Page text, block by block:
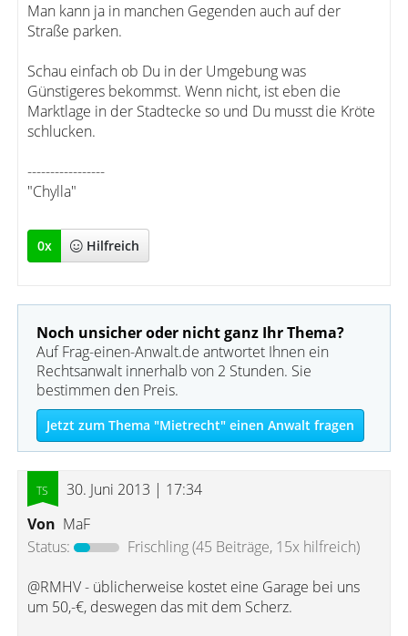
Man kann ja in manchen Gegenden auch auf der
Straße parken.
Schau einfach ob Du in der Umgebung was
Günstigeres bekommst. Wenn nicht, ist eben die
Marktlage in der Stadtecke so und Du musst die Kröte
schlucken.
-----------------
"Chylla"
0x Hilfreich
Noch unsicher oder nicht ganz Ihr Thema?
Auf Frag-einen-Anwalt.de antwortet Ihnen ein
Rechtsanwalt innerhalb von 2 Stunden. Sie
bestimmen den Preis.
Jetzt zum Thema "Mietrecht" einen Anwalt fragen
30. Juni 2013 | 17:34
Von MaF
Status:
Frischling(45 Beiträge, 15x hilfreich)
@RMHV - üblicherweise kostet eine Garage bei uns
um 50,-€, deswegen das mit dem Scherz.